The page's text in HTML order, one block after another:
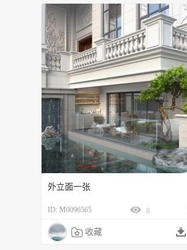
外立面一张
ID: M0096565 8
 收藏 